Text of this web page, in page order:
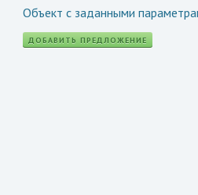
Объект с заданными
ДОБАВИТЬ ПРЕДЛОЖЕНИЕ